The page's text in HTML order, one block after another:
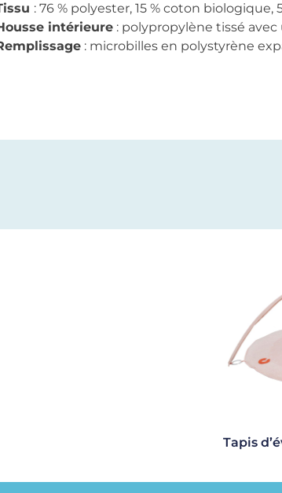
: 76 % polyester, 15 % coton
intérieure : polypropylène tissé avec
: microbilles en polystyrène
Tapis